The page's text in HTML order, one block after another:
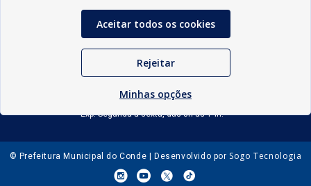
INFORMAÇÕES
CNPJ: 08.916.645/0001-80
LOC RODOVIA PB 018, SN, Centro, Conde, PB, 58322-000
gabinetedaprefeita@conde.pb.gov.br
Exp: Segunda a sexta, das 8h às 14h.
© Prefeitura Municipal do Conde | Desenvolvido por Sogo Tecnologia
Aceitar todos os cookies
Rejeitar
Minhas opções